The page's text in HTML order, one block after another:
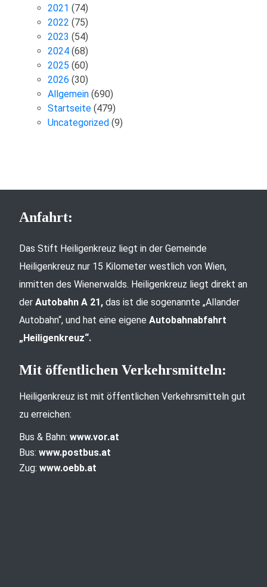
2021 (74)
2022 (75)
2023 (54)
2024 (68)
2025 (60)
2026 (30)
Allgemein (690)
Startseite (479)
Uncategorized (9)
Anfahrt:
Das Stift Heiligenkreuz liegt in der Gemeinde
Heiligenkreuz nur 15 Kilometer westlich von Wien,
inmitten des Wienerwalds. Heiligenkreuz liegt direkt an
der Autobahn A 21, das ist die sogenannte „Allander
Autobahn“, und hat eine eigene Autobahnabfahrt
„Heiligenkreuz“.
Mit öffentlichen Verkehrsmitteln:
Heiligenkreuz ist mit öffentlichen Verkehrsmitteln gut
zu erreichen:
Bus & Bahn: www.vor.at
Bus: www.postbus.at
Zug: www.oebb.at